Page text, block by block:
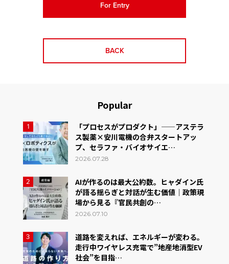
For Entry
BACK
Popular
1
「プロセスがプロダクト」——アステラ
ス製薬×安川電機の合弁スタートアッ
プ、セラファ・バイオサイエ…
2026.07.28
2
AIが作るのは最大公約数。ヒャダイン氏
が語る揺らぎと対話が生む価値｜政策現
場から見る『官民共創の…
2026.07.10
3
道路を変えれば、エネルギーが変わる。
走行中ワイヤレス充電で”地産地消型EV
社会”を目指…